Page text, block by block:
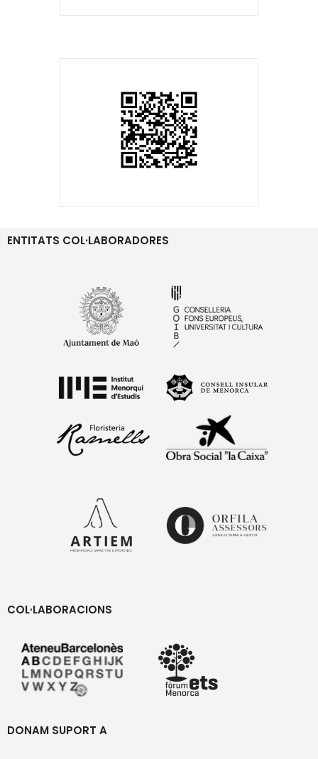
ENTITATS COL·LABORADORES
COL·LABORACIONS
DONAM SUPORT A